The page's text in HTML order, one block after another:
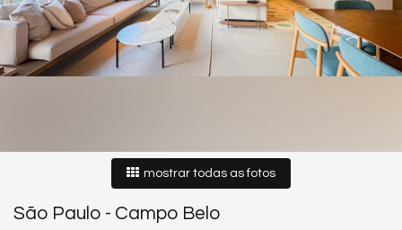
mostrar todas as fotos
São Paulo - Campo Belo